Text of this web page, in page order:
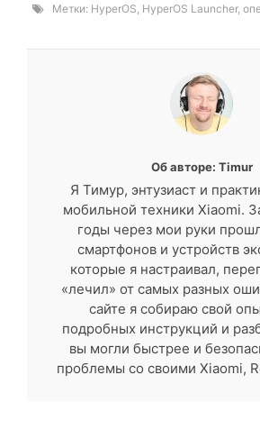
Метки: HyperOS, HyperOS Launcher,
Об авторе: Timur
Я Тимур, энтузиаст и
мобильной техники Xiaomi.
годы через мои руки
смартфонов и устройств
которые я настраивал,
«лечил» от самых разных
сайте я собираю свой
подробных инструкций и
вы могли быстрее и
проблемы со своими Xiaomi,